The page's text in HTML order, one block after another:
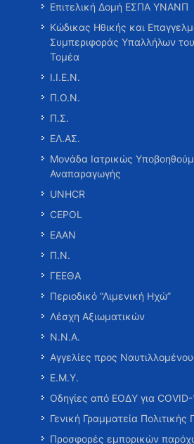
Επιτελική Δομή ΕΣΠΑ ΥΝΑΝΠ
Κώδικας Ηθικής και
Συμπεριφοράς Υπαλλήλων
Τομέα
Ι.Ι.Ε.Ν.
Π.Ο.Ν.
Π.Σ.
ΕΛ.ΑΣ.
Μονάδα Ιατρικώς
Αναπαραγωγής
UNHCR
CEPOL
ΕΑΑΝ
Π.Ν.
ΓΕΕΘΑ
Περιοδικό “Λιμενική Ηχώ”
Λέσχη Αξιωματικών
Ν.Ν.Α.
Αγγελίες προς
Ε.Μ.Υ.
Οδηγίες από ΕΟΔΥ για COVID-
Γενική Γραμματεία Πολιτικής
Προσφορές εμπορικών